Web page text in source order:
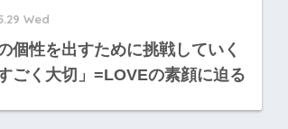
Wed
個性を出すために挑戦していく
ごく大切」=LOVEの素顔に迫る